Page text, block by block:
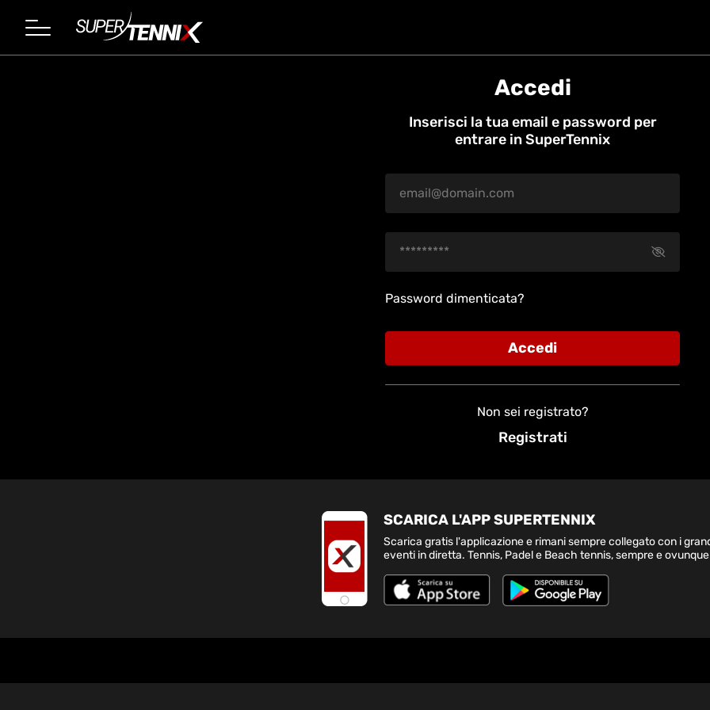
Accedi
Inserisci la tua email e password per
entrare in SuperTennix
Password dimenticata?
Accedi
Non sei registrato?
Registrati
SCARICA L'APP SUPERTENNIX
Scarica gratis l'applicazione e rimani sempre collegato con i
eventi in diretta. Tennis, Padel e Beach tennis, sempre e